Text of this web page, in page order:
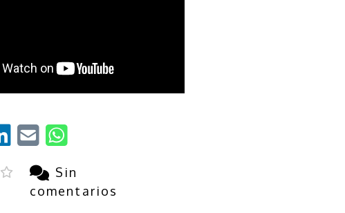
Sin
comentarios